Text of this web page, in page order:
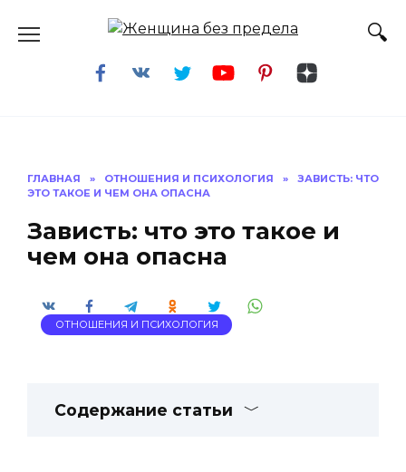
ГЛАВНАЯ » ОТНОШЕНИЯ И ПСИХОЛОГИЯ »
ЗАВИСТЬ: ЧТО
ЭТО ТАКОЕ И ЧЕМ ОНА ОПАСНА
Зависть: что это такое и
чем она опасна
ОТНОШЕНИЯ И ПСИХОЛОГИЯ
Содержание статьи